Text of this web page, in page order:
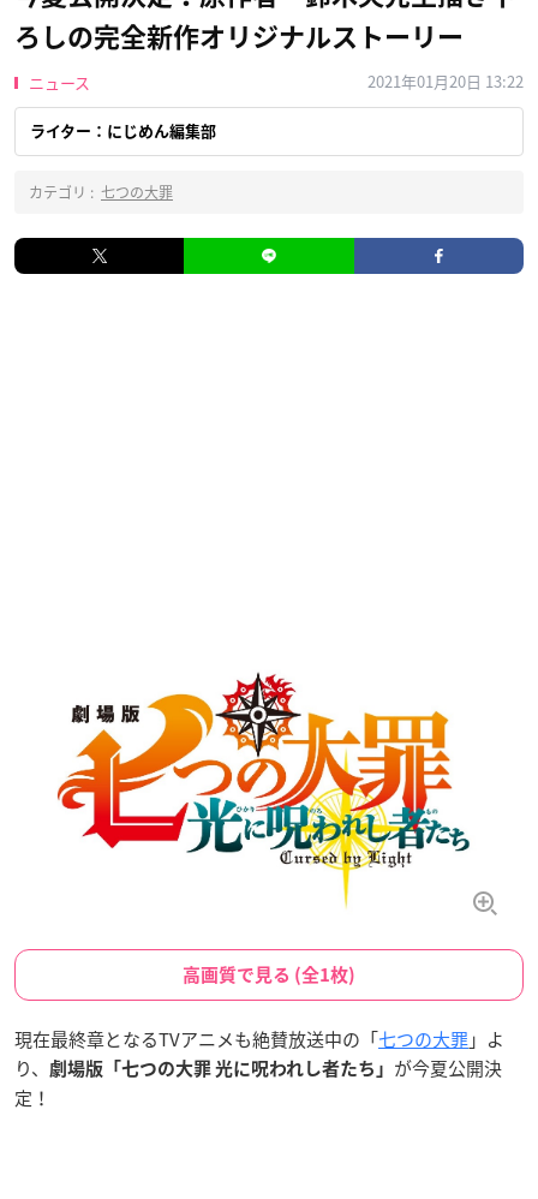
ろしの完全新作オリジナルストーリー
ニュース 2021年01月20日 13:22
ライター：にじめん編集部
カテゴリ : 七つの大罪
高画質で見る (全1枚)
現在最終章となるTVアニメも絶賛放送中の「七つの大罪」よ
り、
劇場版「七つの大罪 光に呪われし者たち」 が今夏公開決
定！